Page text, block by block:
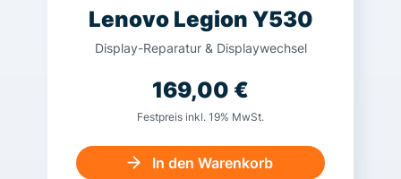
Lenovo Legion Y530
Display-Reparatur & Displaywechsel
169,00 €
Festpreis inkl. 19% MwSt.
In den Warenkorb